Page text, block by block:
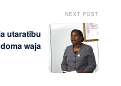
NEXT POST
utaratibu
waja